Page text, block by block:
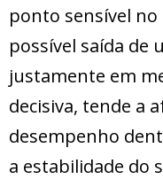
ponto sensível
possível saída
justamente em
decisiva, tende a
desempenho
a estabilidade do